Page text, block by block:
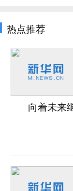
热点推荐
向着未来